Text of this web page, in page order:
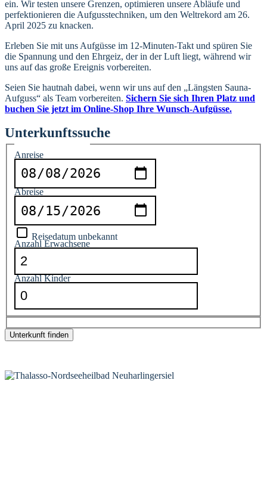
ein. Wir testen unsere Grenzen, optimieren unsere Abläufe und
perfektionieren die Aufgusstechniken, um den Weltrekord am 26.
April 2025 zu knacken.
Erleben Sie mit uns Aufgüsse im 12-Minuten-Takt und spüren Sie
die Spannung und den Ehrgeiz, der in der Luft liegt, während wir
uns auf das große Ereignis vorbereiten.
Seien Sie hautnah dabei, wenn wir uns auf den „Längsten Sauna-
Aufguss“ als Team vorbereiten. Sichern Sie sich Ihren Platz und
buchen Sie jetzt im Online-Shop Ihre Wunsch-Aufgüsse.
Unterkunftssuche
Anreise
Abreise
Reisedatum unbekannt
Anzahl Erwachsene
Anzahl Kinder